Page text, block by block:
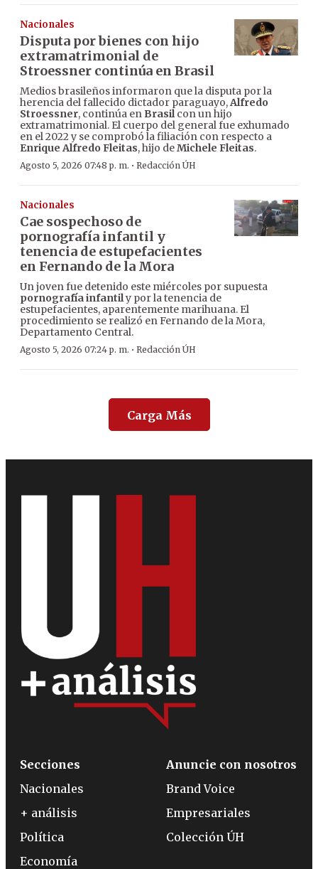
Nacionales
Disputa por bienes con hijo
extramatrimonial de
Stroessner continúa en Brasil
Medios brasileños informaron que la disputa por la
herencia del fallecido dictador paraguayo,Alfredo
Stroessner, continúa en Brasilcon un hijo
extramatrimonial. El cuerpo del general fue exhumado
en el 2022 y se comprobó la filiación con respecto a
Enrique Alfredo Fleitas, hijo deMichele Fleitas.
Agosto 5, 2026 07:48 p. m. · Redacción ÚH
Nacionales
Cae sospechoso de
pornografía infantil y
tenencia de estupefacientes
en Fernando de la Mora
Un joven fue detenido este miércoles por supuesta
pornografía infantily por la tenencia de
estupefacientes, aparentemente marihuana. El
procedimiento se realizó en Fernando de la Mora,
Departamento Central.
Agosto 5, 2026 07:24 p. m. · Redacción ÚH
Carga Más
Secciones
Nacionales
+ análisis
Política
Economía
Anuncie con nosotros
Brand Voice
Empresariales
Colección ÚH